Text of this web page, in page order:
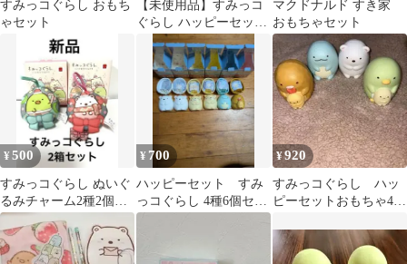
すみっコぐらし おもち
ゃセット
【未使用品】すみっコ
ぐらし ハッピーセット
2個セット
マクドナルド すき家
おもちゃセット
¥500
すみっコぐらし ぬいぐ
るみチャーム2種2個セ
ットマクドナルド ハッ
ピーセット
¥ 700
ハッピーセット すみ
っコぐらし 4種6個セッ
ト
¥920
すみっコぐらし ハッ
ピーセットおもちゃ4点